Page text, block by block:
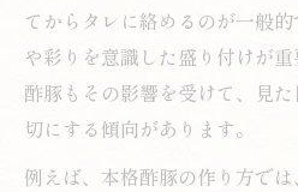
てからタレに絡めるのが一般
や彩りを意識した盛り付けが
酢豚もその影響を受けて、見
切にする傾向があります。
例えば、本格酢豚の作り方で